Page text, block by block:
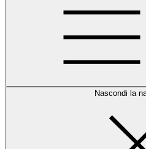
Nascondi la